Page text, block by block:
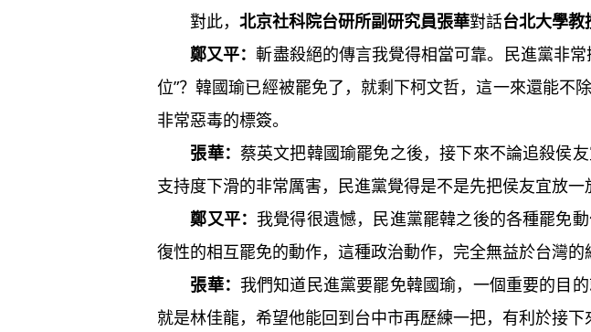
對此， 北京社科院台研所副研究員張華對話台北大學教
鄭又平：斬盡殺絕的傳言我覺得相當可靠。民進黨非
位”？韓國瑜已經被罷免了，就剩下柯文哲，這一來還能不
非常惡毒的標簽。
張華： 蔡英文把韓國瑜罷免之後，接下來不論追殺侯
支持度下滑的非常厲害，民進黨覺得是不是先把侯友宜放一
鄭又平： 我覺得很遺憾，民進黨罷韓之後的各種罷免
復性的相互罷免的動作，這種政治動作，完全無益於台灣的
張華： 我們知道民進黨要罷免韓國瑜，一個重要的目
就是林佳龍，希望他能回到台中市再歷練一把，有利於接下